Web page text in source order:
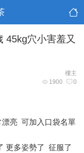
45kg穴小害羞又
樓主
1900 0
漂亮 可加入口袋名單
更多姿勢了 征服了